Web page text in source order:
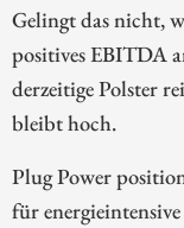
Gelingt das nicht,
positives EBITDA
derzeitige Polster
bleibt hoch.
Plug Power
für